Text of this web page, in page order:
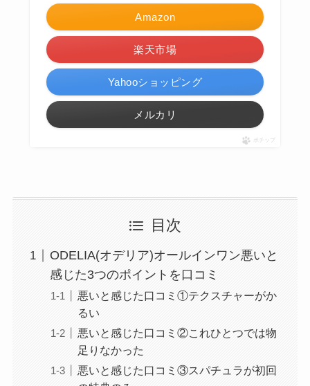
Amazon
楽天市場
Yahooショッピング
メルカリ
ポチップ
目次
ODELIA(オデリア)オールインワン悪いと
感じた3つのポイントを口コミ
悪いと感じた口コミ①テクスチャーがか
るい
悪いと感じた口コミ②これひとつでは物
足りなかった
悪いと感じた口コミ③スパチュラが初回